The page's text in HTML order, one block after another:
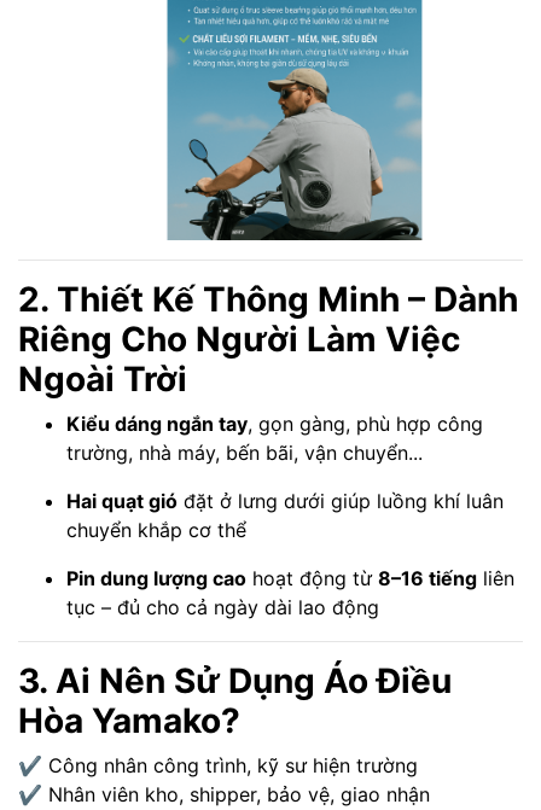
2. Thiết Kế Thông Minh – Dành
Riêng Cho Người Làm Việc
Ngoài Trời
Kiểu dáng ngắn tay, gọn gàng, phù hợp công
trường, nhà máy, bến bãi, vận chuyển...
Hai quạt gió đặt ở lưng dưới giúp luồng khí luân
chuyển khắp cơ thể
Pin dung lượng cao hoạt động từ 8–16 tiếng liên
tục – đủ cho cả ngày dài lao động
3. Ai Nên Sử Dụng Áo Điều
Hòa Yamako?
✔ Công nhân công trình, kỹ sư hiện trường
✔ Nhân viên kho, shipper, bảo vệ, giao nhận